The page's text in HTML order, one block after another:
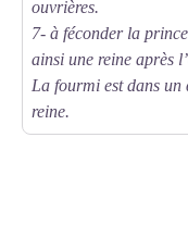
ouvrières.
7- à féconder la
ainsi une reine après
La fourmi est dans
reine.